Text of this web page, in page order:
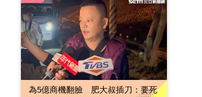
為5億商機翻臉 肥大叔插刀：要死